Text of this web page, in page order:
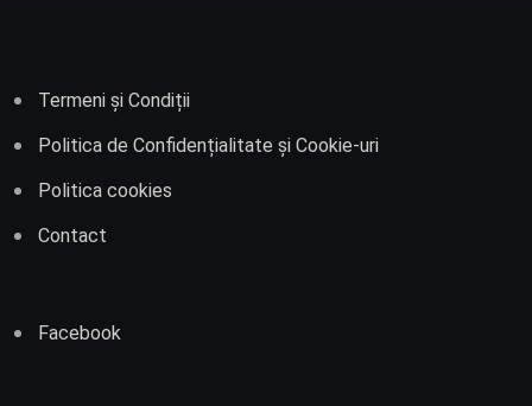
Termeni și Condiții
Politica de Confidențialitate și Cookie-uri
Politica cookies
Contact
Facebook